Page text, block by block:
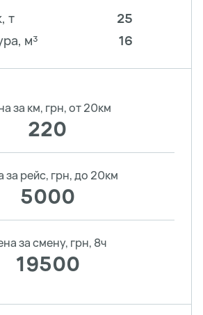
т
25
м³
16
за км, грн, от 20км
220
за рейс, грн, до 20км
5000
за смену, грн, 8ч
19500